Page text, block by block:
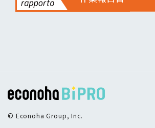
© Econoha Group, Inc.